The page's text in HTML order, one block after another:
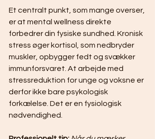
Et centralt punkt, som mange overser,
er at mental wellness direkte
forbedrer din fysiske sundhed. Kronisk
stress øger kortisol, som nedbryder
muskler, opbygger fedt og svækker
immunforsvaret. At arbejde med
stressreduktion for unge og voksne er
derfor ikke bare psykologisk
forkælelse. Det er en fysiologisk
nødvendighed.